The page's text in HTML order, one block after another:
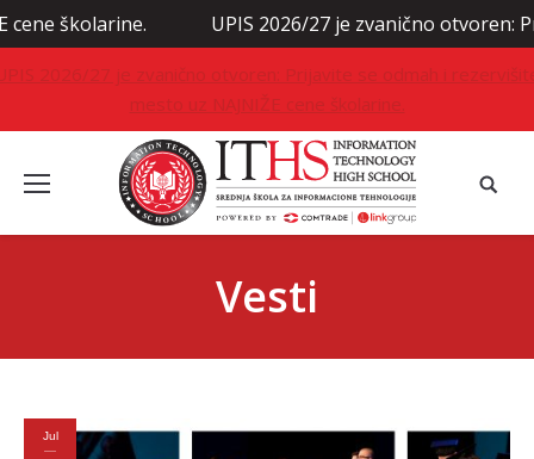
UPIS 2026/27 je zvanično otvoren: Prijavite se
2026/27 je zvanično otvoren: Prijavite se odmah i
mesto uz NAJNIŽE cene školarine.
Vesti
Jul